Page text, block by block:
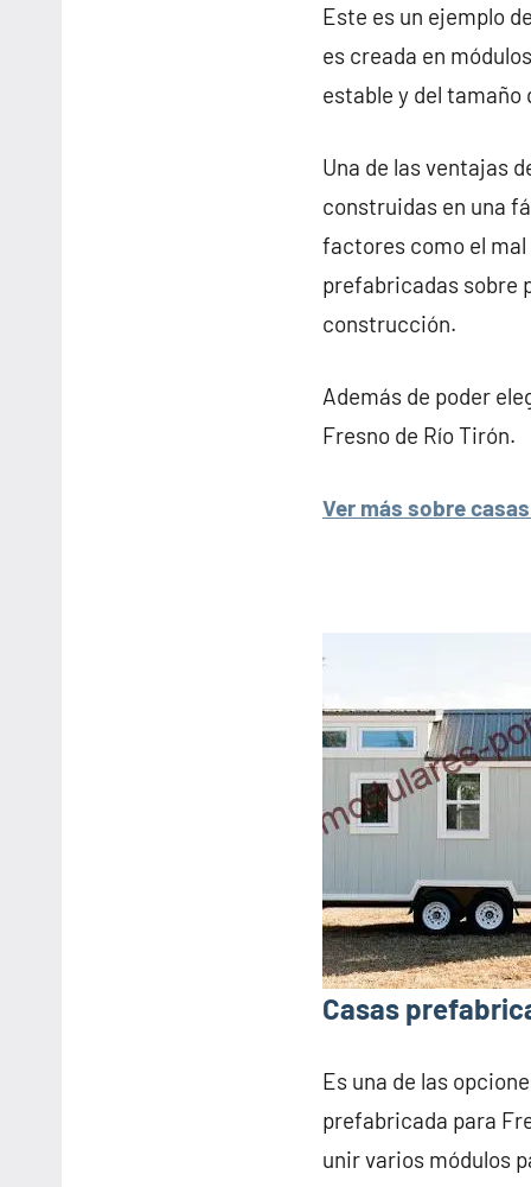
Este es un ejemplo
es creada en
estable y del tamaño
Una de las ventajas
construidas en una
factores como el mal
prefabricadas sobre
construcción.
Además de poder
Fresno de Río Tirón.
Ver más sobre
Casas
Es una de las
prefabricada para
unir varios módulos